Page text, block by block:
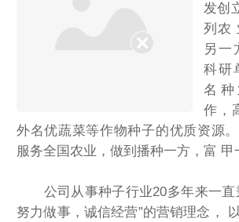
发创
列农
另一
科研
名
作，
外名优蔬菜等作物种子的优质资源
服务全国农业，做到播种一方，富 甲
公司从事种子行业20多年来一直
努力做事，诚信经营”的营销理念，